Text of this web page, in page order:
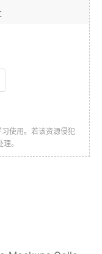
使用。若该资源侵犯
理。